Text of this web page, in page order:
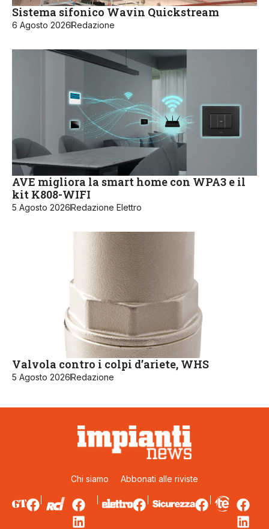
Sistema sifonico Wavin Quickstream
6 Agosto 2026Redazione
AVE migliora la smart home con WPA3 e il
kit K808-WIFI
5 Agosto 2026Redazione Elettro
Valvola contro i colpi d’ariete, WHS
5 Agosto 2026Redazione
Chi siamo Abbonati alle riviste